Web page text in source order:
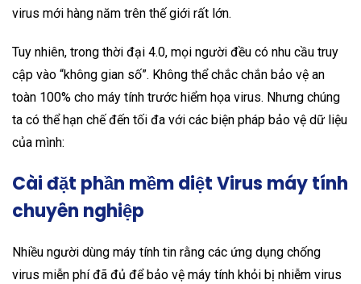
virus mới hàng năm trên thế giới rất lớn.
Tuy nhiên, trong thời đại 4.0, mọi người đều có nhu cầu truy
cập vào “không gian số”. Không thể chắc chắn bảo vệ an
toàn 100% cho máy tính trước hiểm họa virus. Nhưng chúng
ta có thể hạn chế đến tối đa với các biện pháp bảo vệ dữ liệu
của mình:
Cài đặt phần mềm diệt Virus máy tính
chuyên nghiệp
Nhiều người dùng máy tính tin rằng các ứng dụng chống
virus miễn phí đã đủ để bảo vệ máy tính khỏi bị nhiễm virus